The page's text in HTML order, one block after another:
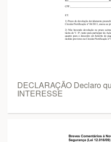
DECLARAÇÃO Declaro
INTERESSE